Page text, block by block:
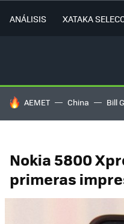
ANÁLISIS XATAKA
HOY SE HABLA DE
AEMET China Bill
Nokia 5800
primeras